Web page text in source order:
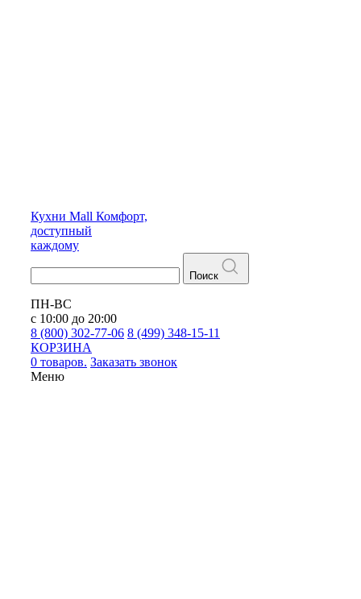
Кухни Mall Комфорт,
доступный
каждому
Поиск
ПН-ВС
с 10:00 до 20:00
8 (800) 302-77-06 8 (499) 348-15-11
КОРЗИНА
0 товаров. Заказать звонок
Меню